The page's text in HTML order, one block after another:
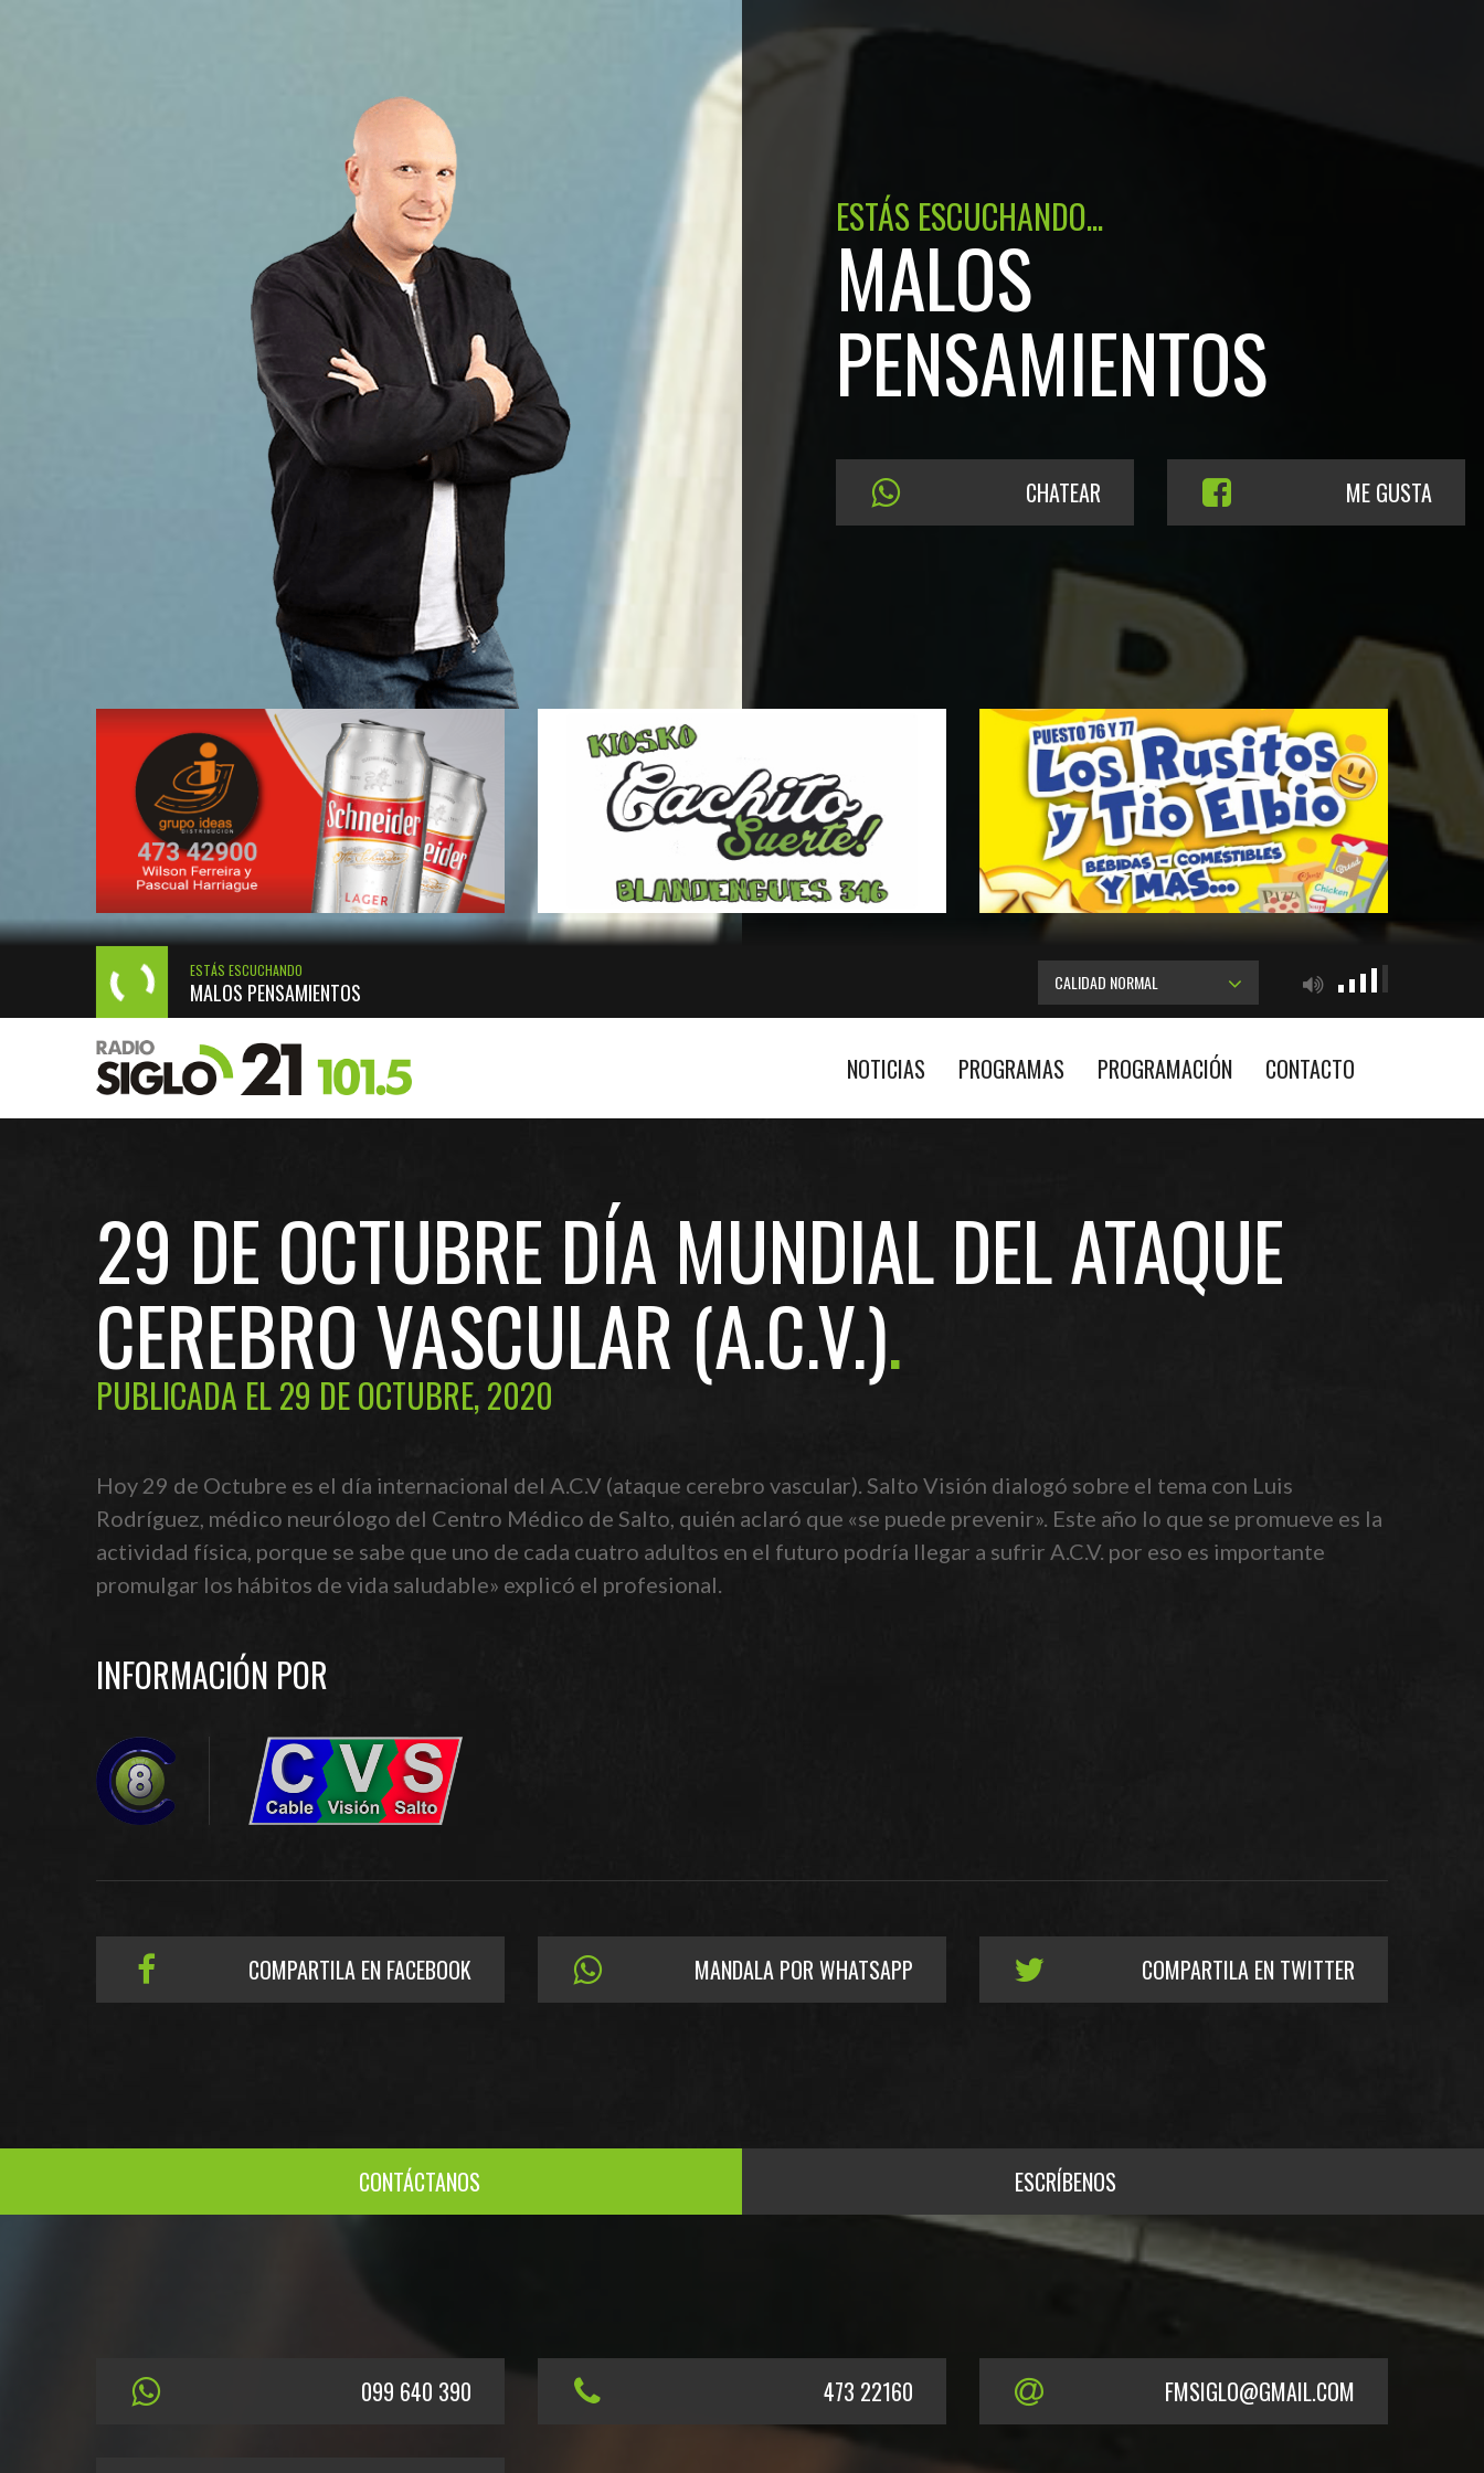
ESTÁS ESCUCHANDO...
MALOS
PENSAMIENTOS
CHATEAR ME GUSTA
ESTÁS ESCUCHANDO
MALOS PENSAMIENTOS CALIDAD NORMAL
NOTICIAS PROGRAMAS PROGRAMACIÓN CONTACTO
29 DE OCTUBRE DÍA MUNDIAL DEL ATAQUE
CEREBRO VASCULAR (A.C.V.)
PUBLICADA EL 29 DE OCTUBRE, 2020
Hoy 29 de Octubre es el día internacional del A.C.V (ataque cerebro vascular). Salto Visión dialogó sobre el tema con Luis
Rodríguez, médico neurólogo del Centro Médico de Salto, quién aclaró que «se puede prevenir». Este año lo que se promueve es la
actividad física, porque se sabe que uno de cada cuatro adultos en el futuro podría llegar a sufrir A.C.V. por eso es importante
promulgar los hábitos de vida saludable» explicó el profesional.
INFORMACIÓN POR
COMPARTILA EN FACEBOOK MANDALA POR WHATSAPP COMPARTILA EN TWITTER
CONTÁCTANOS ESCRÍBENOS
099 640 390 473 22160 FMSIGLO@GMAIL.COM